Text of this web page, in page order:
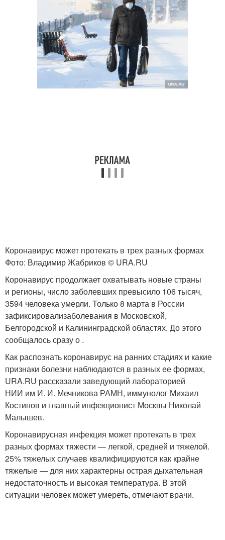
Коронавирус может протекать в трех разных формах
Фото: Владимир Жабриков © URA.RU
Коронавирус продолжает охватывать новые страны
и регионы, число заболевших превысило 106 тысяч,
3594 человека умерли. Только 8 марта в России
зафиксировализаболевания в Московской,
Белгородской и Калининградской областях. До этого
сообщалось сразу о .
Как распознать коронавирус на ранних стадиях и какие
признаки болезни наблюдаются в разных ее формах,
URA.RU рассказали заведующий лабораторией
НИИ им И. И. Мечникова РАМН, иммунолог Михаил
Костинов и главный инфекционист Москвы Николай
Малышев.
Коронавирусная инфекция может протекать в трех
разных формах тяжести — легкой, средней и тяжелой.
25% тяжелых случаев квалифицируются как крайне
тяжелые — для них характерны острая дыхательная
недостаточность и высокая температура. В этой
ситуации человек может умереть, отмечают врачи.